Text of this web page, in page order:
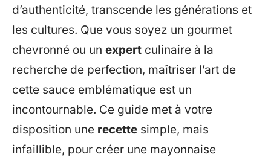
d’authenticité, transcende les générations et
les cultures. Que vous soyez un gourmet
chevronné ou un expert culinaire à la
recherche de perfection, maîtriser l’art de
cette sauce emblématique est un
incontournable. Ce guide met à votre
disposition une recette simple, mais
infaillible, pour créer une mayonnaise